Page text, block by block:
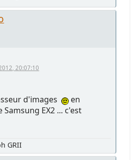
20:07:10
d'images
en
EX2 ... c'est
GRII